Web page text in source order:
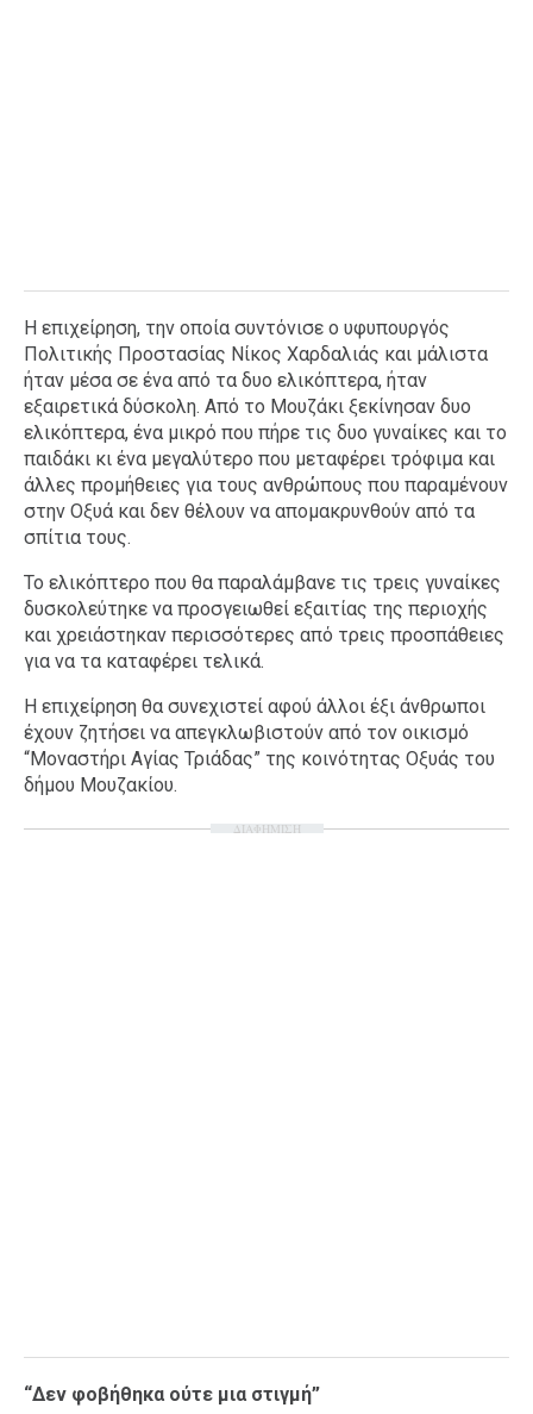
Η επιχείρηση, την οποία συντόνισε ο υφυπουργός
Πολιτικής Προστασίας Νίκος Χαρδαλιάς και μάλιστα
ήταν μέσα σε ένα από τα δυο ελικόπτερα, ήταν
εξαιρετικά δύσκολη. Από το Μουζάκι ξεκίνησαν δυο
ελικόπτερα, ένα μικρό που πήρε τις δυο γυναίκες και το
παιδάκι κι ένα μεγαλύτερο που μεταφέρει τρόφιμα και
άλλες προμήθειες για τους ανθρώπους που παραμένουν
στην Οξυά και δεν θέλουν να απομακρυνθούν από τα
σπίτια τους.
Το ελικόπτερο που θα παραλάμβανε τις τρεις γυναίκες
δυσκολεύτηκε να προσγειωθεί εξαιτίας της περιοχής
και χρειάστηκαν περισσότερες από τρεις προσπάθειες
για να τα καταφέρει τελικά.
Η επιχείρηση θα συνεχιστεί αφού άλλοι έξι άνθρωποι
έχουν ζητήσει να απεγκλωβιστούν από τον οικισμό
“Μοναστήρι Αγίας Τριάδας” της κοινότητας Οξυάς του
δήμου Μουζακίου.
ΔΙΑΦΗΜΙΣΗ
“Δεν φοβήθηκα ούτε μια στιγμή”